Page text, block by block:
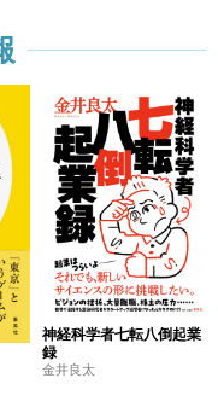
神経科学者七転八倒起業
録
金井良太